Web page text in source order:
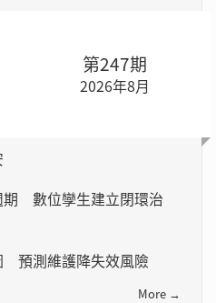
第247期
2026年8月
期 數位孿生建立閉環治
預測維護降失效風險
More →